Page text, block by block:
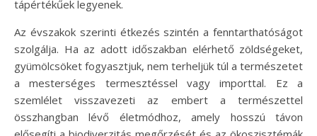
tápértékűek legyenek.
Az évszakok szerinti étkezés szintén a fenntarthatóságot
szolgálja. Ha az adott időszakban elérhető zöldségeket,
gyümölcsöket fogyasztjuk, nem terheljük túl a természetet
a mesterséges termesztéssel vagy importtal. Ez a
szemlélet visszavezeti az embert a természettel
összhangban lévő életmódhoz, amely hosszú távon